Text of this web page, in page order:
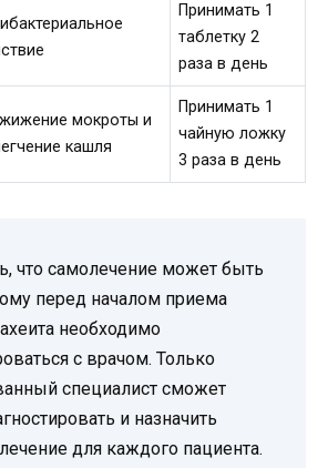
Принимать 1
таблетку 2
раза в день
мокроты и
кашля
Принимать 1
чайную ложку
3 раза в день
что самолечение может быть
перед началом приема
необходимо
с врачом. Только
специалист сможет
и назначить
для каждого пациента.